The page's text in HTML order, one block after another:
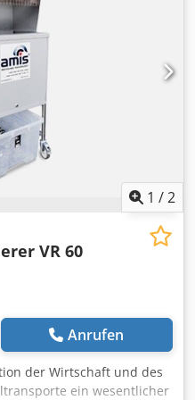
Anordnung der
und nicht zuletzt der
1 /2
VR 60
Anrufen
der Wirtschaft und des
ein wesentlicher